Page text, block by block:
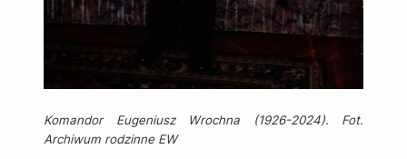
Komandor Eugeniusz Wrochna (1926-2024). Fot.
Archiwum rodzinne EW